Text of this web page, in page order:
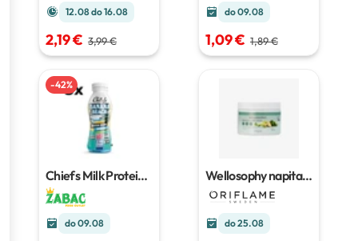
12.08 do 16.08
2,19 € 3,99 €
do 09.08
1,09 € 1,89 €
-42%
Chiefs Milk Protein
(Coffee County i
Banana Beach)
ml do 09.08
Wellosophy napitak
s prebiotičkim
vlaknima30 porcija
x 5 g (150 g)
do 25.08